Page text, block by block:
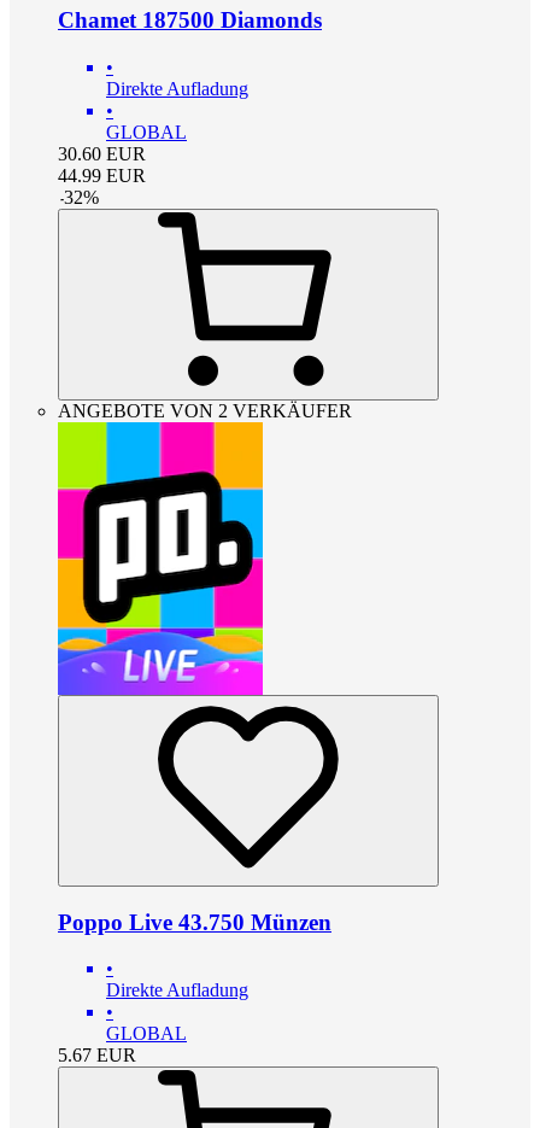
Chamet 187500 Diamonds
•
Direkte Aufladung
•
GLOBAL
30.60 EUR
44.99 EUR
-32%
ANGEBOTE VON 2 VERKÄUFER
Poppo Live 43.750 Münzen
•
Direkte Aufladung
•
GLOBAL
5.67 EUR